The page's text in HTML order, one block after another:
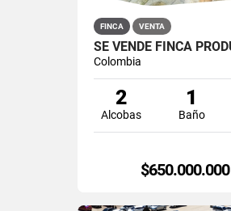
FINCA VENTA
Colombia
2
Alcobas
1
Baño
$650.000.000